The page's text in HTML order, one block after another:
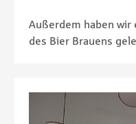
Außerdem haben wir
des Bier Brauens